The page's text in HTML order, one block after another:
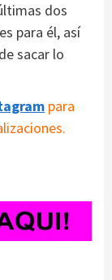
dos
para él, así
sacar lo
para